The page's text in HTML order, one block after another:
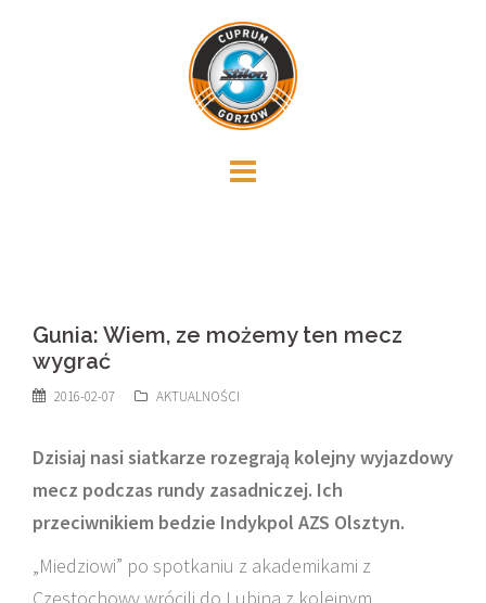
Gunia: Wiem, ze możemy ten mecz
wygrać
2016-02-07 AKTUALNOŚCI
Dzisiaj nasi siatkarze rozegrają kolejny wyjazdowy
mecz podczas rundy zasadniczej. Ich
przeciwnikiem bedzie Indykpol AZS Olsztyn.
„Miedziowi” po spotkaniu z akademikami z